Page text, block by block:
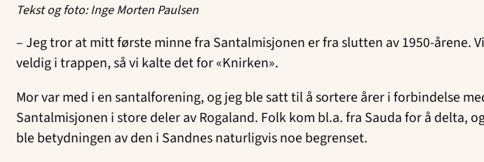
Tekst og foto: Inge Morten Paulsen
– Jeg tror at mitt første minne fra Santalmisjonen er fra slutten av 1950-årene.
veldig i trappen, så vi kalte det for «Knirken».
Mor var med i en santalforening, og jeg ble satt til å sortere årer i forbindelse
Santalmisjonen i store deler av Rogaland. Folk kom bl.a. fra Sauda for å delta,
ble betydningen av den i Sandnes naturligvis noe begrenset.